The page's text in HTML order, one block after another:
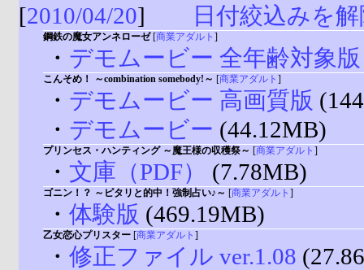
[2010/04/20] 日付絞込みを
鋼鉄の魔女アンネローゼ[商業アダルト ]
・ デモムービー 全年齢対象版
こんそめ！ ～combination somebody!～ [商業アダルト ]
・ デモムービー 高画質版
・ デモムービー (44.12MB)
プリンセス・ハンティング ～魔王様の収穫祭～ [商業アダルト ]
・ 文庫（PDF） (7.78MB)
ゴニン！？ ～ピタリと的中！強制占い♪～ [商業アダルト ]
・ 体験版 (469.19MB)
乙女恋心プリスター [商業アダルト ]
・ 修正ファイル ver.1.08